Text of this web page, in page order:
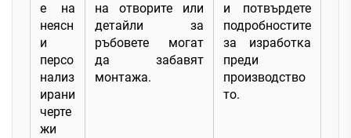
е на
неясн
и
персо
нализ
ирани
черте
жи
на отворите или
детайли за
ръбовете могат
да забавят
монтажа.
и потвърдете
подробностите
за изработка
преди
производство
то.